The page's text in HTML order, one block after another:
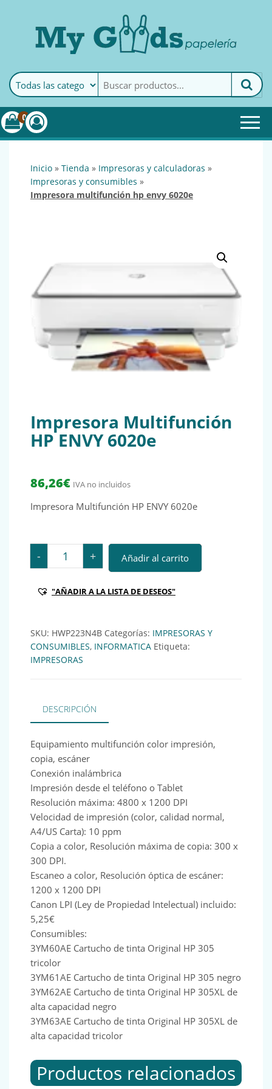
MyGoods · PapeleríaMy Goods es tu papelería
online de confianza. Podrás
encontrar todo lo necesario
0
inicio » tienda » impresoras y calculadoras »
impresoras y consumibles »
impresora multifunción hp envy 6020e
Impresora Multifunción
HP ENVY 6020e
86,26€ IVA no incluidos
Impresora Multifunción HP ENVY 6020e
- Impresora Multifunción HP ENVY 6020e cantidad
+ Añadir al carrito
"AÑADIR A LA LISTA DE DESEOS"
SKU: HWP223N4B Categorías: IMPRESORAS Y
CONSUMIBLES, INFORMATICA Etiqueta:
IMPRESORAS
DESCRIPCIÓN
Equipamiento multifunción color impresión,
copia, escáner
Conexión inalámbrica
Impresión desde el teléfono o Tablet
Resolución máxima: 4800 x 1200 DPI
Velocidad de impresión (color, calidad normal,
A4/US Carta): 10 ppm
Copia a color, Resolución máxima de copia: 300 x
300 DPI.
Escaneo a color, Resolución óptica de escáner:
1200 x 1200 DPI
Canon LPI (Ley de Propiedad Intelectual) incluido:
5,25€
Consumibles:
3YM60AE Cartucho de tinta Original HP 305
tricolor
3YM61AE Cartucho de tinta Original HP 305 negro
3YM62AE Cartucho de tinta Original HP 305XL de
alta capacidad negro
3YM63AE Cartucho de tinta Original HP 305XL de
alta capacidad tricolor
Productos relacionados